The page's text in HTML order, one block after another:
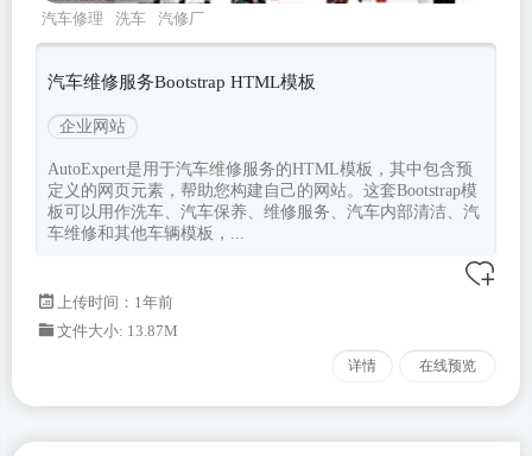
汽车修理 洗车
汽修厂
汽车维修服务Bootstrap HTML模板
企业网站
AutoExpert是用于汽车维修服务的HTML模板，其中包含预
定义的网页元素，帮助您构建自己的网站。这套Bootstrap模
板可以用作洗车、汽车保养、维修服务、汽车内部清洁、汽
车维修和其他车辆模板，...
上传时间：1年前
文件大小: 13.87M
详情 在线预览